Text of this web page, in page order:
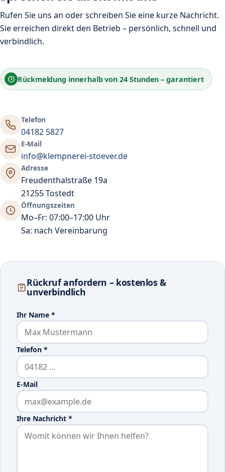
Rufen Sie uns an oder schreiben Sie eine kurze Nachricht.
Sie erreichen direkt den Betrieb – persönlich, schnell und
verbindlich.
Rückmeldung innerhalb von24 Stunden – garantiert
Telefon
04182 5827
E-Mail
info@klempnerei-stoever.de
Adresse
Freudenthalstraße 19a
21255 Tostedt
Öffnungszeiten
Mo–Fr: 07:00–17:00 Uhr
Sa: nach Vereinbarung
Rückruf anfordern – kostenlos &
unverbindlich
Ihr Name *
Telefon *
E-Mail
Ihre Nachricht *